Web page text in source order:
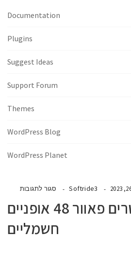
Softride3 סגור לתגובות
אקסטרים פאוור 48 אופניים
חשמליים
Documentation
Plugins
Suggest Ideas
Support Forum
Themes
WordPress Blog
WordPress Planet